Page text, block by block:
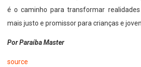
é o caminho para transformar
mais justo e promissor para crianças e
Por Paraíba Master
source